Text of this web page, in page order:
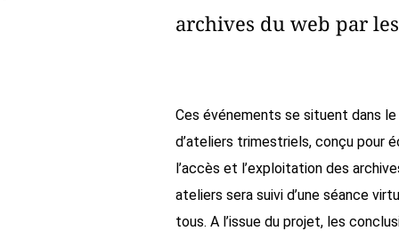
archives du web par
Ces événements se situent dans le
d’ateliers trimestriels, conçu pour
l’accès et l’exploitation des
ateliers sera suivi d’une séance
tous. A l’issue du projet, les